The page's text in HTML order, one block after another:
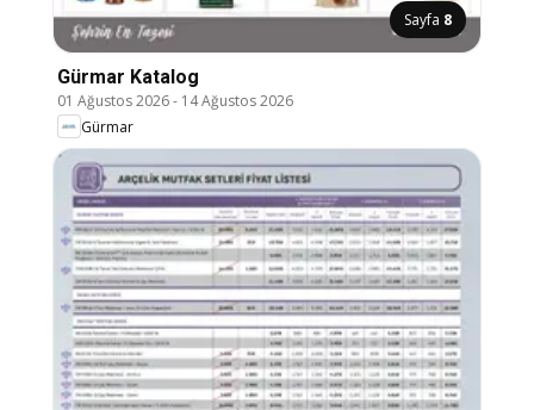
Sayfa 8
Gürmar Katalog
01 Ağustos 2026- 14 Ağustos 2026
Gürmar